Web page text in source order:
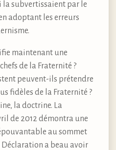
la subvertissaient par le
adoptant les erreurs
maintenant une
de la Fraternité ?
peuvent-ils prétendre
fidèles de la Fraternité ?
la doctrine. La
de 2012 démontra une
au sommet
Déclaration a beau avoir